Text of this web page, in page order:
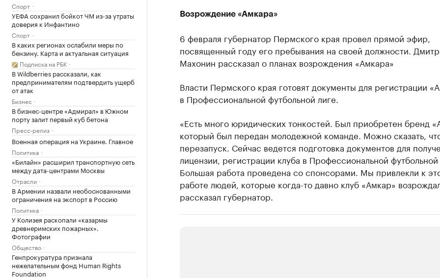
Спорт
УЕФА сохранил бойкот ЧМ из-за утраты
доверия к Инфантино
Спорт
В каких регионах ослабили меры по
бензину. Карта и актуальная ситуация
Подписка на РБК
В Wildberries рассказали, как
предпринимателям подтвердить ущерб
от атак
Бизнес
В бизнес-центре «Адмирал» в Южном
порту залит первый куб бетона
Пресс-релиз
Военная операция на Украине. Главное
Политика
«Билайн» расширил транспортную сеть
между дата-центрами Москвы
Отрасли
В Армении назвали необоснованными
ограничения на экспорт в Россию
Политика
У Колизея раскопали «казармы
древнеримских пожарных».
Фотографии
Общество
Генпрокуратура признала
нежелательным фонд Human Rights
Foundation
Возрождение «Амкара»
6 февраля губернатор Пермского края провел прямой эфир,
посвященный году его пребывания на своей должности.
Махонин рассказал о планах возрождения «Амкара»
Власти Пермского края готовят документы для регистрации
в Профессиональной футбольной лиге.
«Есть много юридических тонкостей. Был приобретен бренд
который был передан молодежной команде. Можно сказать,
перезапуск. Сейчас ведется подготовка документов для
лицензии, регистрации клуба в Профессиональной футбольной
Большая работа проведена со спонсорами. Мы привлекли к
работе людей, которые когда-то давно клуб «Амкар»
рассказал губернатор.